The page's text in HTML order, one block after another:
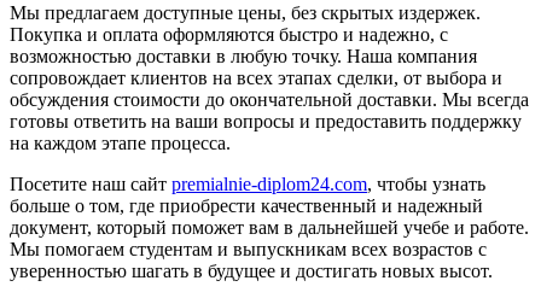
Мы предлагаем доступные цены, без скрытых издержек.
Покупка и оплата оформляются быстро и надежно, с
возможностью доставки в любую точку. Наша компания
сопровождает клиентов на всех этапах сделки, от выбора и
обсуждения стоимости до окончательной доставки. Мы всегда
готовы ответить на ваши вопросы и предоставить поддержку
на каждом этапе процесса.
Посетите наш сайт premialnie-diplom24.com, чтобы узнать
больше о том, где приобрести качественный и надежный
документ, который поможет вам в дальнейшей учебе и работе.
Мы помогаем студентам и выпускникам всех возрастов с
уверенностью шагать в будущее и достигать новых высот.